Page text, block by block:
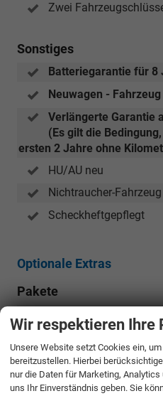
Zwei
Sonstiges
Batteriegarantie für
Neuwagen -
Verlängerte Garantie
(Es gilt die
ersten 2 Jahre ohne
HU/AU neu
Nichtraucher-Fahrzeug
Scheckheftgepflegt
Optionale Extras
Pakete
Head-up-Display mit
Elektrisch einstellbarer
und Massagefunktion,
CANTON
Netzprogramm im
Wir respektieren Ihre
Unsere Website setzt Cookies ein,
bereitzustellen. Hierbei
nur die Daten für Marketing,
uns Ihr Einverständnis geben. Sie